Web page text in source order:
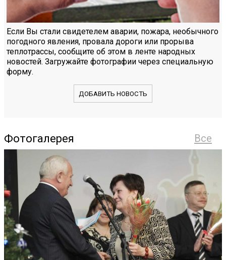
Если Вы стали свидетелем аварии, пожара, необычного
погодного явления, провала дороги или прорыва
теплотрассы, сообщите об этом в ленте народных
новостей. Загружайте фотографии через специальную
форму.
ДОБАВИТЬ НОВОСТЬ
Все
Фотогалерея